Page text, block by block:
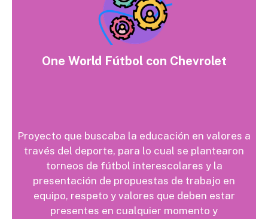
One World Fútbol con Chevrolet
Proyecto que buscaba la educación en valores a
través del deporte, para lo cual se plantearon
torneos de fútbol interescolares y la
presentación de propuestas de trabajo en
equipo, respeto y valores que deben estar
presentes en cualquier momento y